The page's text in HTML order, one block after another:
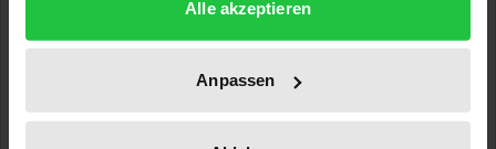
Alle akzeptieren
Anpassen
Paket Existenzsicherung + Die neue